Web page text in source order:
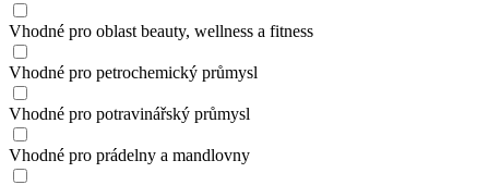
Vhodné pro oblast beauty, wellness a fitness
Vhodné pro petrochemický průmysl
Vhodné pro potravinářský průmysl
Vhodné pro prádelny a mandlovny